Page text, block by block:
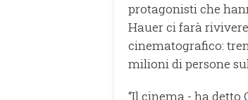
protagonisti che
Hauer ci farà
cinematografico:
milioni di persone
“Il cinema - ha detto